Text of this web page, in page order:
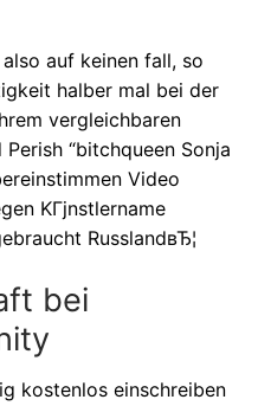
auf keinen fall, so
halber mal bei der
vergleichbaren
“bitchqueen Sonja
Video
KГјnstlername
RusslandвЂ¦
bei
kostenlos einschreiben